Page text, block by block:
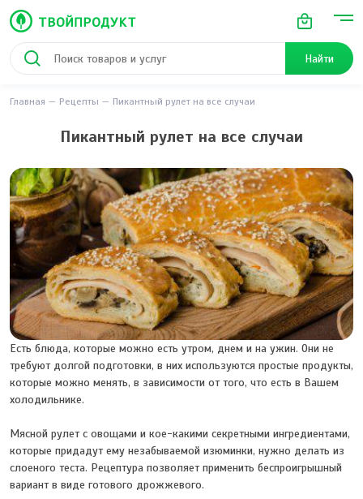
Найти
Главная Рецепты Пикантный рулет на все случаи
Пикантный рулет на все случаи
Есть блюда, которые можно есть утром, днем и на ужин. Они не
требуют долгой подготовки, в них используются простые продукты,
которые можно менять, в зависимости от того, что есть в Вашем
холодильнике.
Мясной рулет с овощами и кое-какими секретными ингредиентами,
которые придадут ему незабываемой изюминки, нужно делать из
слоеного теста. Рецептура позволяет применить беспроигрышный
вариант в виде готового дрожжевого.